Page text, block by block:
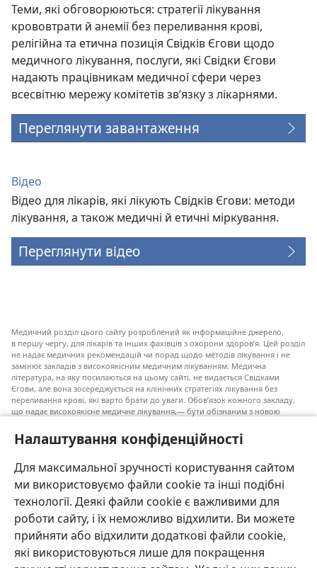
Налаштування конфіденційності
Для максимальної зручності користування сайтом
ми використовуємо файли cookie та інші подібні
технології. Деякі файли cookie є важливими для
роботи сайту, і їх неможливо відхилити. Ви можете
прийняти або відхилити додаткові файли cookie,
які використовуються лише для покращення
Теми, які обговорюються: стратегії лікування
крововтрати й анемії без переливання крові,
релігійна та етична позиція Свідків Єгови щодо
медичного лікування, послуги, які Свідки Єгови
надають працівникам медичної сфери через
всесвітню мережу комітетів зв’язку з лікарнями.
Переглянути завантаження
Відео
Відео для лікарів, які лікують Свідків Єгови: методи
лікування, а також медичні й етичні міркування.
Переглянути відео
Медичний розділ цього сайту розроблений як інформаційне джерело,
в першу чергу, для лікарів та інших фахівців з охорони здоров’я. Цей розділ
не надає медичних рекомендацій чи порад щодо методів лікування і не
замінює закладів з високоякісним медичним лікуванням. Медична
література, на яку посилаються на цьому сайті, не видається Свідками
Єгови, але вона зосереджується на клінічних стратегіях лікування без
переливання крові, які варто брати до уваги. Обов’язок кожного закладу,
що надає високоякісне медичне лікування,— бути обізнаним з новою
пацієнту приймати власні рішення згідно з його медичним станом,
побажаннями, цінностями та віруваннями. Не всі медичні стратегії, згадані
До пацієнтів: завжди шукайте порад вашого лікаря або іншого фахівця
з охорони здоров’я щодо медичних станів та лікування. Проконсультуйтеся
з лікарем, якщо відчуваєте, що ви хворі.
Послуговуватися цим сайтом можна згідно з умовами його використання.